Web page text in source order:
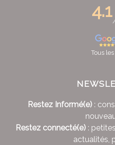
4.1
Tous
Restez Informé(e):
Restez connecté(e):
actualités,